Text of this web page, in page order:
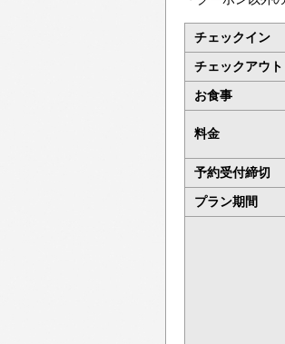
チェックイン
チェックアウト
お食事
料金
予約受付締切
プラン期間